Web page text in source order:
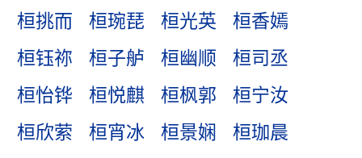
桓挑而
桓琬琵 桓光英
桓香嫣
桓钰祢
桓子舻 桓幽顺
桓司丞
桓怡铧
桓悦麒 桓枫郭
桓宁汝
桓欣萦
桓宵冰 桓景娴
桓珈晨